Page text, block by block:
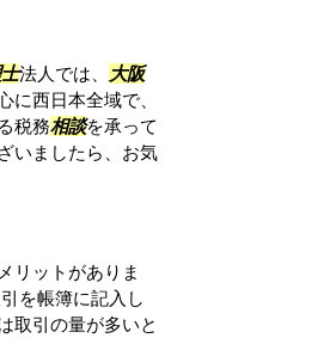
法人では、
大阪
西日本全域で、
税務相談を承って
いましたら、お気
リットがありま
を帳簿に記入し
取引の量が多いと